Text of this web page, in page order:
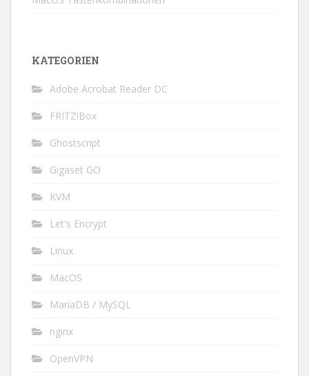
KATEGORIEN
Adobe Acrobat Reader DC
FRITZ!Box
Ghostscript
Gigaset GO
KVM
Let's Encrypt
Linux
MacOS
MariaDB / MySQL
nginx
OpenVPN